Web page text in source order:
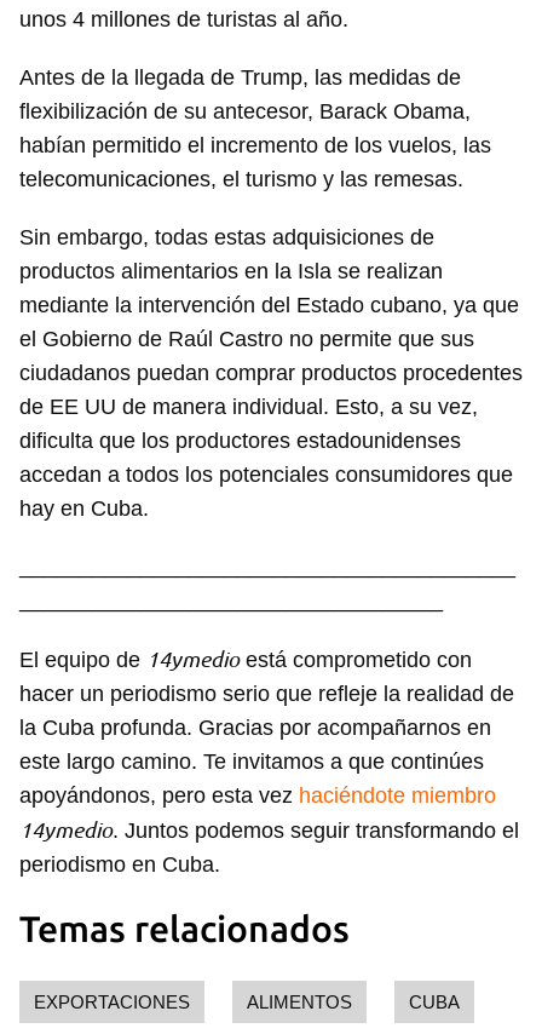
unos 4 millones de turistas al año.
Antes de la llegada de Trump, las medidas de
flexibilización de su antecesor, Barack Obama,
habían permitido el incremento de los vuelos, las
telecomunicaciones, el turismo y las remesas.
Sin embargo, todas estas adquisiciones de
productos alimentarios en la Isla se realizan
mediante la intervención del Estado cubano, ya que
el Gobierno de Raúl Castro no permite que sus
ciudadanos puedan comprar productos procedentes
de EE UU de manera individual. Esto, a su vez,
dificulta que los productores estadounidenses
accedan a todos los potenciales consumidores que
hay en Cuba.
El equipo de 14ymedioestá comprometido con
hacer un periodismo serio que refleje la realidad de
la Cuba profunda. Gracias por acompañarnos en
este largo camino. Te invitamos a que continúes
apoyándonos, pero esta vez haciéndote miembro
14ymedio. Juntos podemos seguir transformando el
periodismo en Cuba.
Temas relacionados
EXPORTACIONES ALIMENTOS CUBA